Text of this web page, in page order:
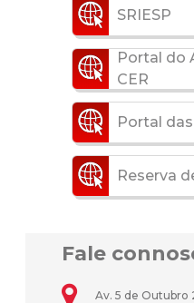
SRIESP
Portal do
CER
Portal
Reserva
Fale
Av. 5 de Outubro